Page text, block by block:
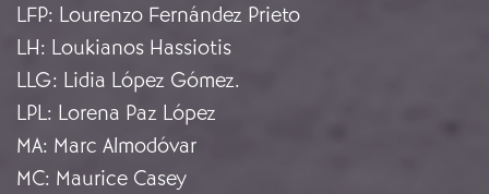
LFP: Lourenzo Fernández Prieto
LH: Loukianos Hassiotis
LLG: Lidia López Gómez.
LPL: Lorena Paz López
MA: Marc Almodóvar
MC: Maurice Casey